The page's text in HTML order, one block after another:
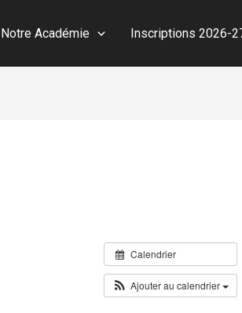
Notre Académie Inscriptions 2026-
Calendrier
Ajouter au calendrier